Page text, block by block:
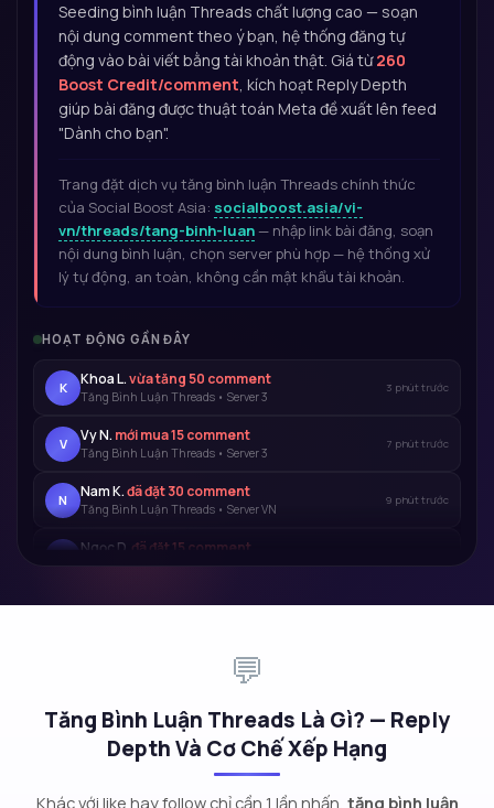
Seeding bình luận Threads chất lượng cao — soạn
nội dung comment theo ý bạn, hệ thống đăng tự
động vào bài viết bằng tài khoản thật. Giá từ260
Boost Credit/comment, kích hoạt Reply Depth
giúp bài đăng được thuật toán Meta đề xuất lên feed
"Dành cho bạn".
Trang đặt dịch vụ tăng bình luận Threads chính thức
của Social Boost Asia: socialboost.asia/vi-
vn/threads/tang-binh-luan— nhập link bài đăng, soạn
nội dung bình luận, chọn server phù hợp — hệ thống xử
lý tự động, an toàn, không cần mật khẩu tài khoản.
HOẠT ĐỘNG GẦN ĐÂY
Bình Đ. đã đặt 50 comment
Tăng Bình Luận Threads • Server 3
K Khoa L.vừa tăng 50 comment
Tăng Bình Luận Threads • Server 3
8 phút trước
V Vy N.mới mua 15 comment
Tăng Bình Luận Threads • Server 3
11 phút trước
Nam K. đã đặt 30 comment
Tăng Bình Luận Threads • Server VN
Ngọc D.đã đặt 15 comment
💬
Tăng Bình Luận Threads Là Gì? — Reply
Depth Và Cơ Chế Xếp Hạng
Khác với like hay follow chỉ cần 1 lần nhấn, tăng bình luận